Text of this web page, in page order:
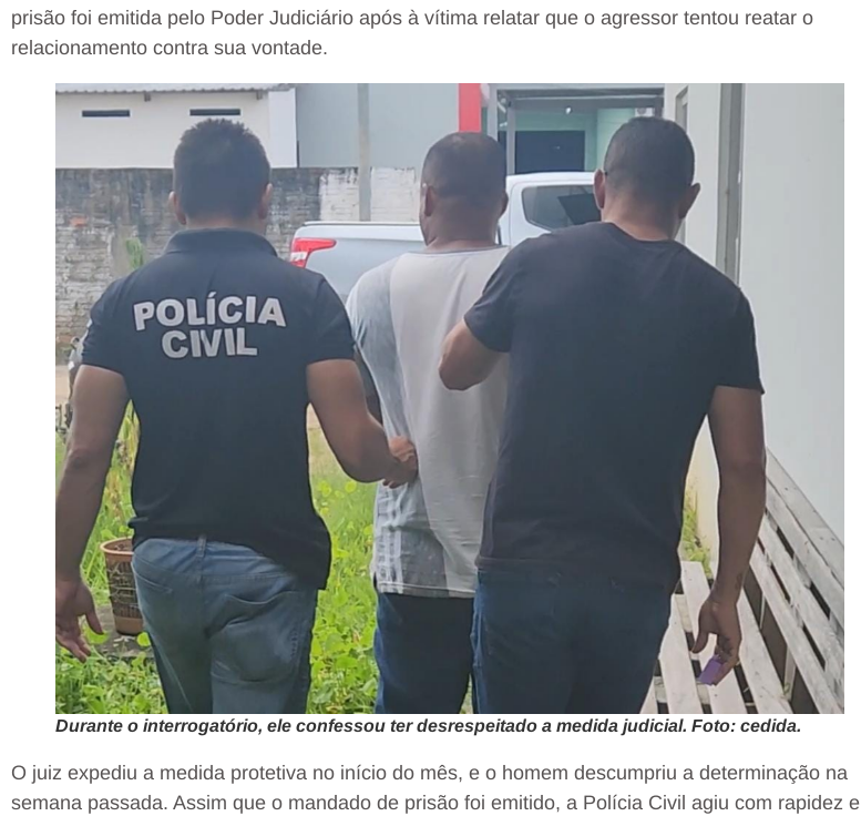
prisão foi emitida pelo Poder Judiciário após à vítima relatar que o agressor tentou reatar o
relacionamento contra sua vontade.
Durante o interrogatório, ele confessou ter desrespeitado a medida judicial. Foto: cedida.
O juiz expediu a medida protetiva no início do mês, e o homem descumpriu a determinação na
semana passada. Assim que o mandado de prisão foi emitido, a Polícia Civil agiu com rapidez e